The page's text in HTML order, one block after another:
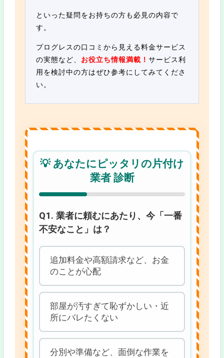
といった疑問をお持ちの方も必見の内容で
す。
プログレスの口コミから見える料金サービス
の実態など、 お役立ち情報満載！ サービス利
用を検討中の方はぜひ参考にしてみてくださ
い。
💡 あなたにピッタリの片付け
業者 診断
Q1. 業者に頼むにあたり、今「一番
不安なこと」は？
追加料金や高額請求など、お金
のことが心配
部屋が汚すぎて恥ずかしい・近
所にバレたくない
分別や準備など、面倒な作業を